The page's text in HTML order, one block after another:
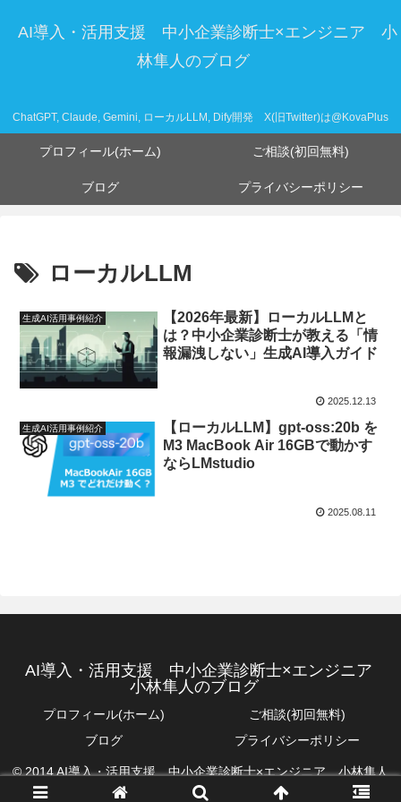
AI導入・活用支援 中小企業診断士×エンジニア 小
林隼人のブログ
ChatGPT, Claude, Gemini, ローカルLLM, Dify開発 X(旧Twitter)は@KovaPlus
プロフィール(ホーム) ご相談(初回無料)
ブログ プライバシーポリシー
ローカルLLM
生成AI活用事例紹介
【2026年最新】ローカルLLMと
は？中小企業診断士が教える「情
報漏洩しない」生成AI導入ガイド
2025.12.13
生成AI活用事例紹介
【ローカルLLM】gpt-oss:20b を
M3 MacBook Air 16GBで動かす
ならLMstudio
2025.08.11
AI導入・活用支援 中小企業診断士×エンジニア
小林隼人のブログ
プロフィール(ホーム)
ご相談(初回無料)
ブログ
プライバシーポリシー
© 2014 AI導入・活用支援 中小企業診断士×エンジニア 小林隼人
のブログ.